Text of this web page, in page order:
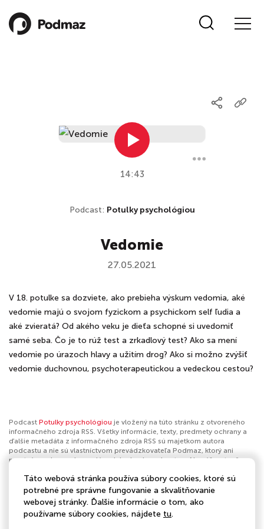
14:43
Podcast: Potulky psychológiou
Vedomie
27.05.2021
V 18. potulke sa dozviete, ako prebieha výskum vedomia, aké
vedomie majú o svojom fyzickom a psychickom self ľudia a
aké zvieratá? Od akého veku je dieťa schopné si uvedomiť
samé seba. Čo je to rúž test a zrkadlový test? Ako sa mení
vedomie po úrazoch hlavy a užitím drog? Ako si možno zvýšiť
vedomie duchovnou, psychoterapeutickou a vedeckou cestou?
Podcast Potulky psychológiou je vložený na túto stránku z otvoreného
informačného zdroja RSS. Všetky informácie, texty, predmety ochrany a
ďalšie metadáta z informačného zdroja RSS sú majetkom autora
podcastu a nie sú vlastníctvom prevádzkovateľa Podmaz, ktorý ani
nevytvára ani nezodpovedá za ich obsah podcastov. Ak máš za to, že
nahlásiť obsah. Ak je toto tvoj podcast a chceš získať kontrolu nad týmto
profilomklikni sem.
Autor:Potulky psychológiou
Táto webová stránka používa súbory cookies, ktoré sú
potrebné pre správne fungovanie a skvalitňovanie
webovej stránky. Ďalšie informácie o tom, ako
používame súbory cookies, nájdete tu.